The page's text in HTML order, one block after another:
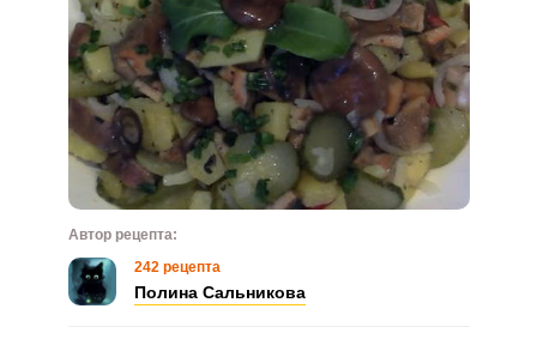
Автор рецепта:
242 рецепта
Полина Сальникова